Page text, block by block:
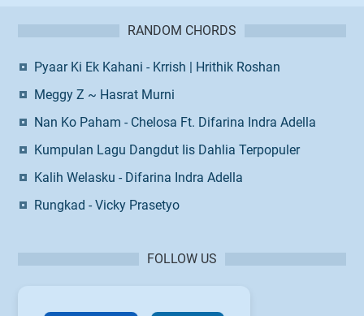
RANDOM CHORDS
Pyaar Ki Ek Kahani - Krrish | Hrithik Roshan
Meggy Z ~ Hasrat Murni
Nan Ko Paham - Chelosa Ft. Difarina Indra Adella
Kumpulan Lagu Dangdut Iis Dahlia Terpopuler
Kalih Welasku - Difarina Indra Adella
Rungkad - Vicky Prasetyo
FOLLOW US